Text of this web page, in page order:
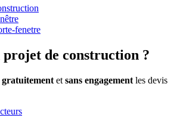
fenetre
projet de construction ?
gratuitement et sans engagement les devis